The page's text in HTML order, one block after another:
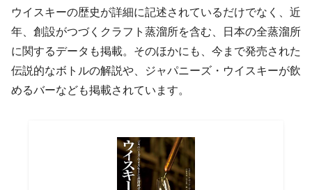
ウイスキーの歴史が詳細に記述されているだけでなく、近
年、創設がつづくクラフト蒸溜所を含む、日本の全蒸溜所
に関するデータも掲載。そのほかにも、今まで発売された
伝説的なボトルの解説や、ジャパニーズ・ウイスキーが飲
めるバーなども掲載されています。